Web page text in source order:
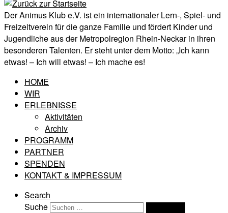
Der Animus Klub e.V. ist ein internationaler Lern-, Spiel- und
Freizeitverein für die ganze Familie und fördert Kinder und
Jugendliche aus der Metropolregion Rhein-Neckar in ihren
besonderen Talenten. Er steht unter dem Motto: „Ich kann
etwas! – Ich will etwas! – Ich mache es!
HOME
WIR
ERLEBNISSE
Aktivitäten
Archiv
PROGRAMM
PARTNER
SPENDEN
KONTAKT & IMPRESSUM
Search
Suche